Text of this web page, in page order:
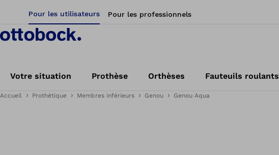
Pour les utilisateurs Pour les professionnels
Votre situation Prothèse Orthèses Fauteuils roulants
Accueil Prothétique Membres inférieurs Genou Genou Aqua